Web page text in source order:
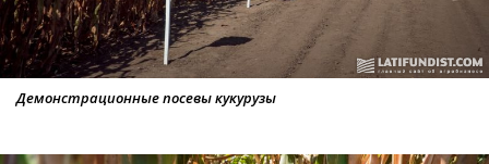
Демонстрационные посевы кукурузы